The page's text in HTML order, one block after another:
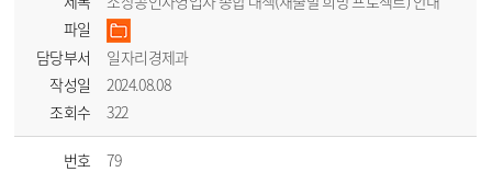
파일
담당부서
일자리경제과
작성일
2024.08.08
조회수
322
번호
79